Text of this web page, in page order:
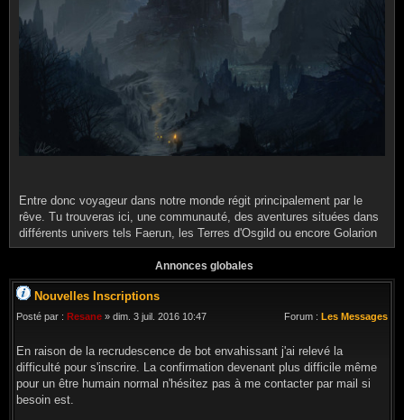
Entre donc voyageur dans notre monde régit principalement par le
rêve. Tu trouveras ici, une communauté, des aventures situées dans
différents univers tels Faerun, les Terres d'Osgild ou encore Golarion
Annonces globales
Nouvelles Inscriptions
Posté par : Resane » dim. 3 juil. 2016 10:47 Forum : Les Messages
En raison de la recrudescence de bot envahissant j'ai relevé la
difficulté pour s'inscrire. La confirmation devenant plus difficile même
pour un être humain normal n'hésitez pas à me contacter par mail si
besoin est.